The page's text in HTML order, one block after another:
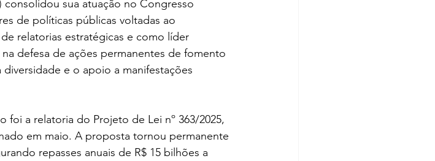
consolidou sua atuação no Congresso
de políticas públicas voltadas ao
relatorias estratégicas e como líder
defesa de ações permanentes de fomento
e o apoio a manifestações
a relatoria do Projeto de Lei nº 363/2025,
em maio. A proposta tornou permanente
repasses anuais de R$ 15 bilhões a